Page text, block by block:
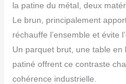
la patine du métal, deux
Le brun, principalement
réchauffe l’ensemble et évite
Un parquet brut, une table
patiné offrent ce contraste
cohérence industrielle.